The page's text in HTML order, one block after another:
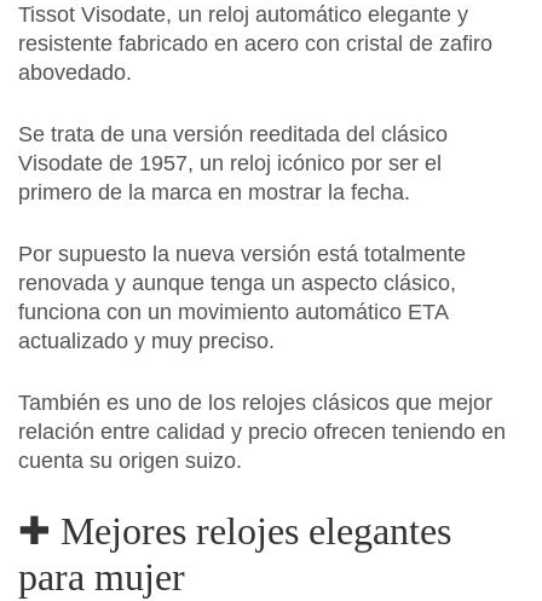
Tissot Visodate, un reloj automático elegante y
resistente fabricado en acero con cristal de zafiro
abovedado.
Se trata de una versión reeditada del clásico
Visodate de 1957, un reloj icónico por ser el
primero de la marca en mostrar la fecha.
Por supuesto la nueva versión está totalmente
renovada y aunque tenga un aspecto clásico,
funciona con un movimiento automático ETA
actualizado y muy preciso.
También es uno de los relojes clásicos que mejor
relación entre calidad y precio ofrecen teniendo en
cuenta su origen suizo.
✚ Mejores relojes elegantes
para mujer